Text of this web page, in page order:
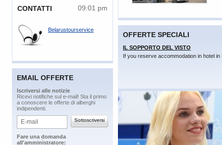
​CONTATTI 09:01 pm
Belarustourservice
EMAIL OFFERTE
​Iscriversi alle notizie
​Ricevi notifiche sul e-mail! Sta il primo
a conoscere le offerte di alberghi
indipendenti.
​Fare una domanda
all'amministratore:
OFFERTE SPECIALI
IL SOPPORTO DEL VISTO
If you reserve accommodation in hotel